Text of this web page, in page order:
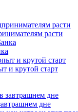
расти
и крутой старт
дне